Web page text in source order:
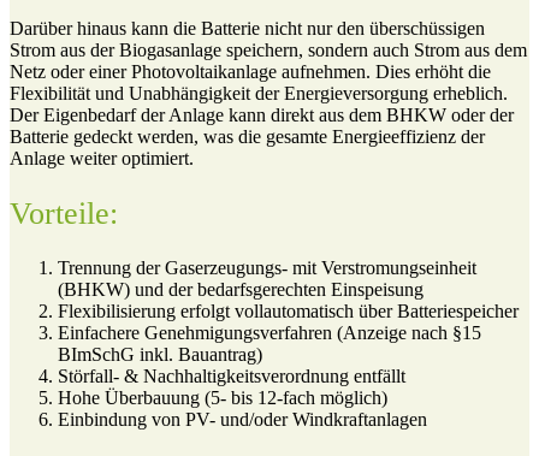
Darüber hinaus kann die Batterie nicht nur den überschüssigen
Strom aus der Biogasanlage speichern, sondern auch Strom aus dem
Netz oder einer Photovoltaikanlage aufnehmen. Dies erhöht die
Flexibilität und Unabhängigkeit der Energieversorgung erheblich.
Der Eigenbedarf der Anlage kann direkt aus dem BHKW oder der
Batterie gedeckt werden, was die gesamte Energieeffizienz der
Anlage weiter optimiert.
Vorteile:
Trennung der Gaserzeugungs- mit Verstromungseinheit
(BHKW) und der bedarfsgerechten Einspeisung
Flexibilisierung erfolgt vollautomatisch über Batteriespeicher
Einfachere Genehmigungsverfahren (Anzeige nach §15
BImSchG inkl. Bauantrag)
Störfall- & Nachhaltigkeitsverordnung entfällt
Hohe Überbauung (5- bis 12-fach möglich)
Einbindung von PV- und/oder Windkraftanlagen